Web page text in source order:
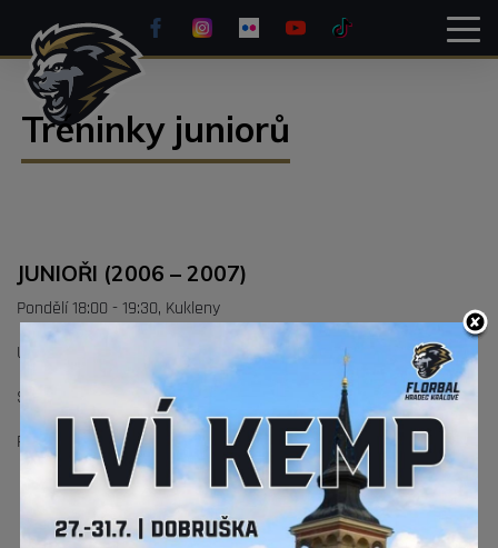
Tréninky juniorů
JUNIOŘI (2006 – 2007)
Pondělí 18:00 - 19:30, Kukleny
Úterý 19:00 - 20:00, Tesla Gym
Středa 18:30 - 20:00, Třebeš
Pátek 19:00 - 20:30, Třebeš